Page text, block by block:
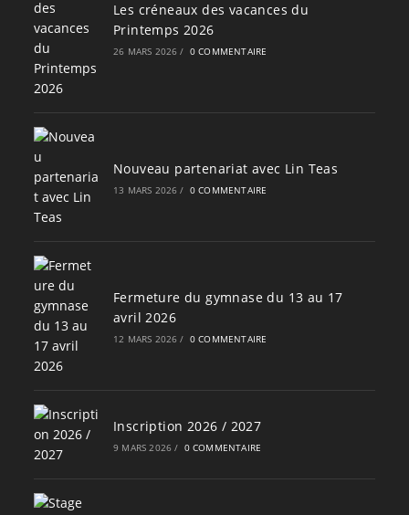
Les créneaux des vacances du
Printemps 2026
26 MARS 2026 / 0 COMMENTAIRE
Nouveau partenariat avec Lin Teas
13 MARS 2026 / 0 COMMENTAIRE
Fermeture du gymnase du 13 au 17
avril 2026
12 MARS 2026 / 0 COMMENTAIRE
Inscription 2026 / 2027
9 MARS 2026 / 0 COMMENTAIRE